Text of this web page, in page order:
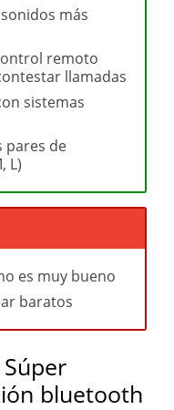
más
remoto
llamadas
sistemas
pares de
L)
es muy bueno
baratos
Súper
bluetooth